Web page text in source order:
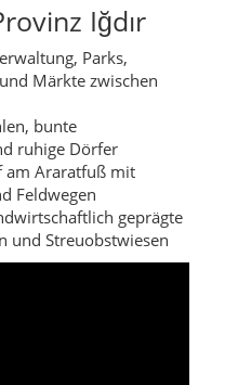
Iğdır
Parks,
Märkte zwischen
bunte
ruhige Dörfer
am Araratfuß mit
Feldwegen
geprägte
und Streuobstwiesen